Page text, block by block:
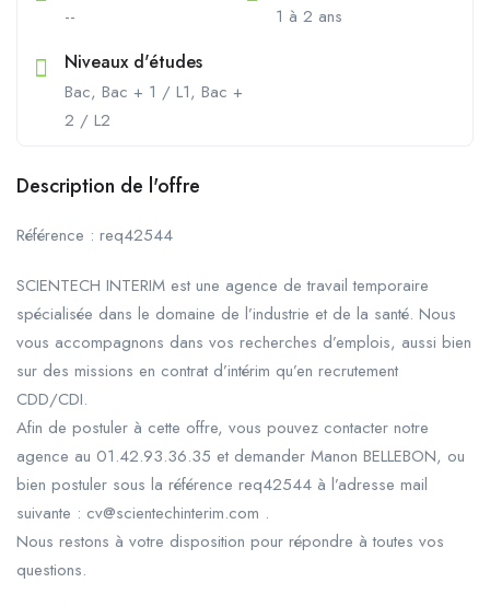
-- 1 à 2 ans
Niveaux d'études
Bac, Bac + 1 / L1, Bac +
2 / L2
Description de l'offre
Référence : req42544
SCIENTECH INTERIM est une agence de travail temporaire
spécialisée dans le domaine de l’industrie et de la santé. Nous
vous accompagnons dans vos recherches d’emplois, aussi bien
sur des missions en contrat d’intérim qu’en recrutement
CDD/CDI.
Afin de postuler à cette offre, vous pouvez contacter notre
agence au 01.42.93.36.35 et demander Manon BELLEBON, ou
bien postuler sous la référence req42544 à l’adresse mail
suivante : cv@scientechinterim.com .
Nous restons à votre disposition pour répondre à toutes vos
questions.